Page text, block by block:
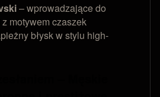
– wprowadzające do
motywem czaszek
błysk w stylu high-